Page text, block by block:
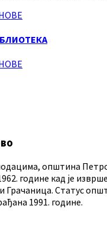
општина
године кад је
Статус
1991. године.